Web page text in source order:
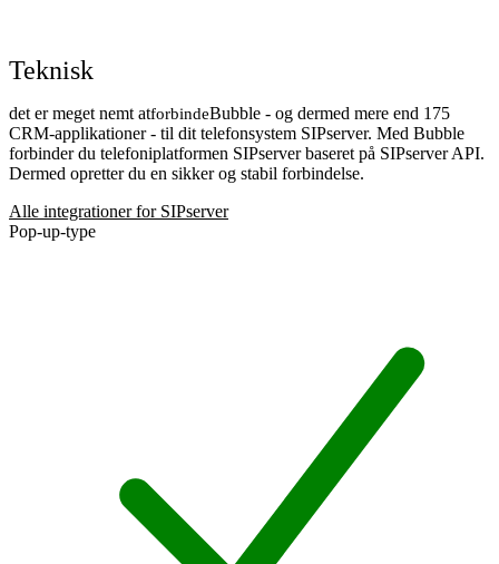
Teknisk
det er meget nemt atforbindeBubble - og dermed mere end 175
CRM-applikationer - til dit telefonsystem SIPserver. Med Bubble
forbinder du telefoniplatformen SIPserver baseret på SIPserver API.
Dermed opretter du en sikker og stabil forbindelse.
Alle integrationer for SIPserver
Pop-up-type